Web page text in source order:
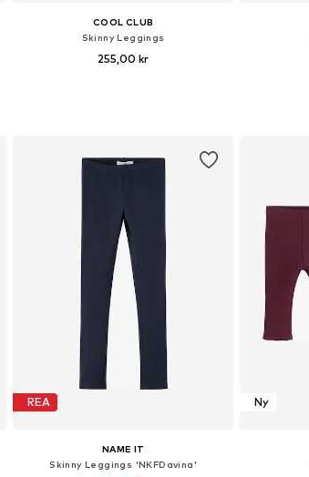
COOL CLUB
Skinny Leggings
255,00 kr
REA
NAME IT
Skinny Leggings 'NKFDavina'
Ny